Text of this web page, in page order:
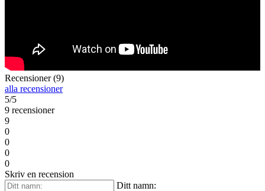
Recensioner (9)
alla recensioner
5/5
9 recensioner
9
0
0
0
0
Skriv en recension
Ditt namn: